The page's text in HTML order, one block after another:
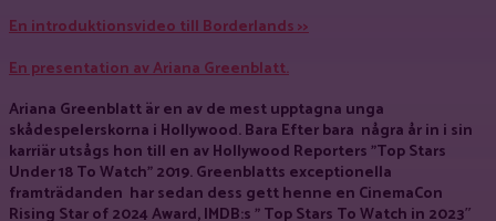
En introduktionsvideo till Borderlands >>
En presentation av Ariana Greenblatt.
Ariana Greenblatt är en av de mest upptagna unga
skådespelerskorna i Hollywood. Bara Efter bara några år in i sin
karriär utsågs hon till en av Hollywood Reporters ”Top Stars
Under 18 To Watch” 2019. Greenblatts exceptionella
framträdanden har sedan dess gett henne en CinemaCon
Rising Star of 2024 Award, IMDB:s ” Top Stars To Watch in 2023″